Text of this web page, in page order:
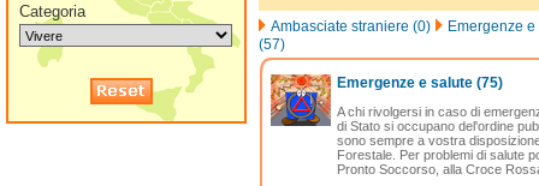
Ambasciate straniere (0)
Emergenze
(57)
Emergenze e salute (75)
A chi rivolgersi in caso di
di Stato si occupano del'ordine
sono sempre a vostra
Forestale. Per problemi di salute
Pronto Soccorso, alla Croce
Categoria